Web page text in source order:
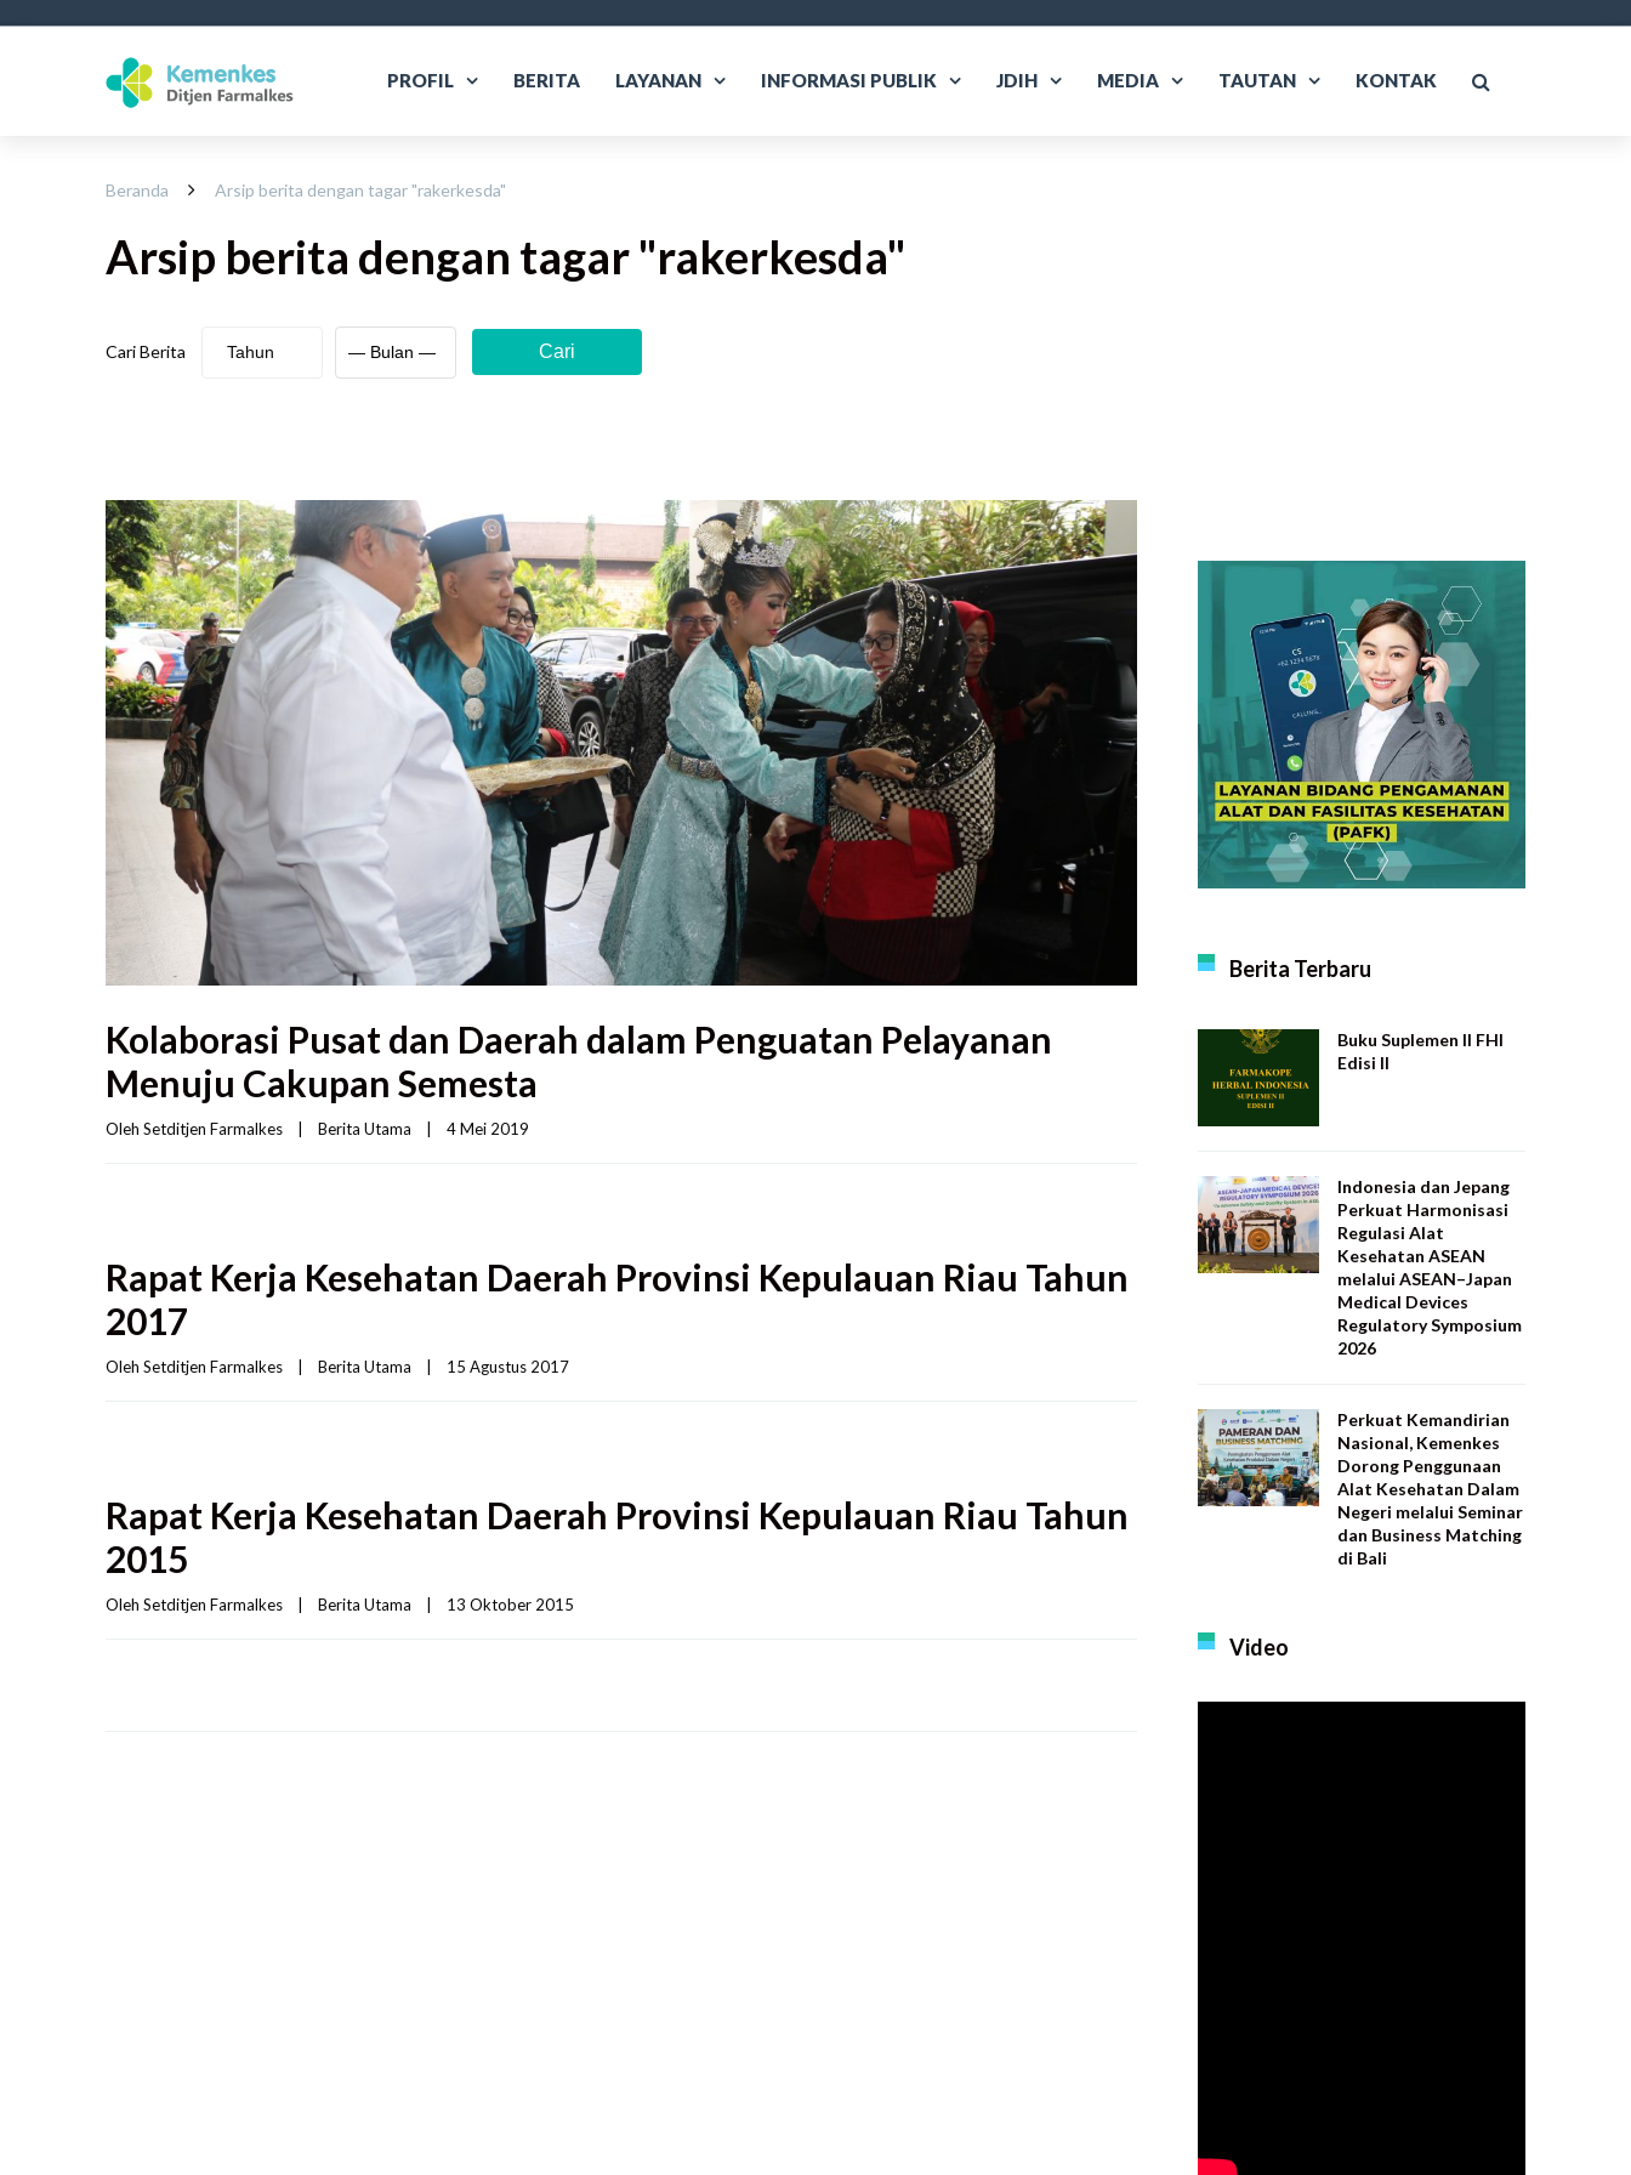
PROFIL BERITA LAYANAN INFORMASI PUBLIK JDIH MEDIA TAUTAN KONTAK
Beranda Arsip berita dengan tagar "rakerkesda"
Arsip berita dengan tagar "rakerkesda"
Cari Berita Cari
Kolaborasi Pusat dan Daerah dalam Penguatan Pelayanan
Menuju Cakupan Semesta
Oleh Setditjen Farmalkes Berita Utama 4 Mei 2019
Rapat Kerja Kesehatan Daerah Provinsi Kepulauan Riau Tahun
2017
Oleh Setditjen Farmalkes Berita Utama 15 Agustus 2017
Rapat Kerja Kesehatan Daerah Provinsi Kepulauan Riau Tahun
2015
Oleh Setditjen Farmalkes Berita Utama 13 Oktober 2015
Berita Terbaru
Buku Suplemen II FHI
Edisi II
Indonesia dan Jepang
Perkuat Harmonisasi
Regulasi Alat
Kesehatan ASEAN
melalui ASEAN–Japan
Medical Devices
Regulatory Symposium
2026
Perkuat Kemandirian
Nasional, Kemenkes
Dorong Penggunaan
Alat Kesehatan Dalam
Negeri melalui Seminar
dan Business Matching
di Bali
Video